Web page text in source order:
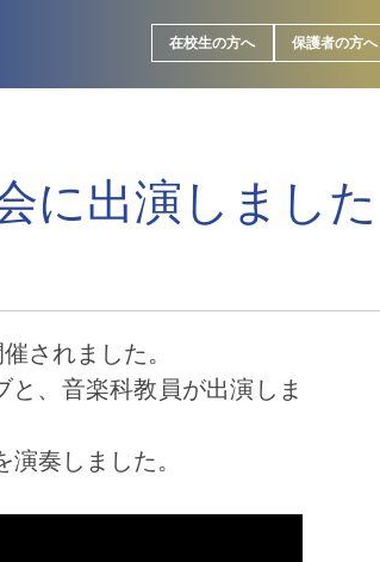
在校生の方へ 保護者の方へ
に出演しました
されました。
、音楽科教員が出演しま
奏しました。